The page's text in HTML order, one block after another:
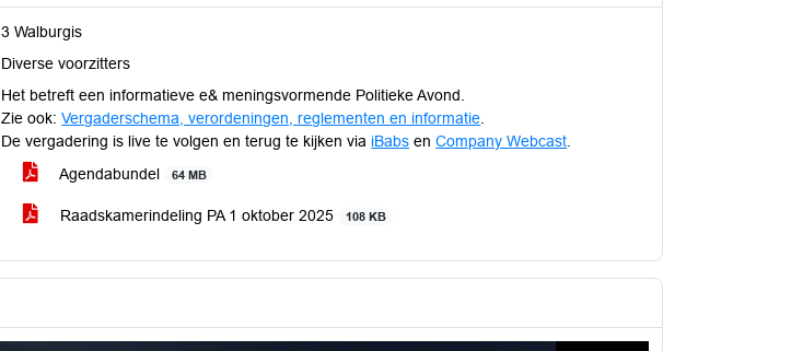
3 Walburgis
Diverse voorzitters
Het betreft een informatieve e& meningsvormende Politieke Avond.
Zie ook:Vergaderschema, verordeningen, reglementen en informatie
De vergadering is live te volgen en terug te kijken via iBabs enCompany Webcast
Agendabundel 64 MB
Raadskamerindeling PA 1 oktober 2025 108 KB